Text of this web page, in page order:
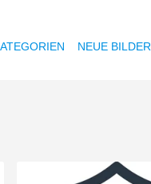
NEUE BILDER